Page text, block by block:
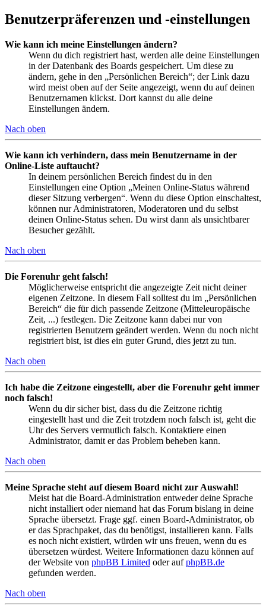
Benutzerpräferenzen und -einstellungen
Wie kann ich meine Einstellungen ändern?
Wenn du dich registriert hast, werden alle deine Einstellungen
in der Datenbank des Boards gespeichert. Um diese zu
ändern, gehe in den „Persönlichen Bereich“; der Link dazu
wird meist oben auf der Seite angezeigt, wenn du auf deinen
Benutzernamen klickst. Dort kannst du alle deine
Einstellungen ändern.
Nach oben
Wie kann ich verhindern, dass mein Benutzername in der
Online-Liste auftaucht?
In deinem persönlichen Bereich findest du in den
Einstellungen eine Option „Meinen Online-Status während
dieser Sitzung verbergen“. Wenn du diese Option einschaltest,
können nur Administratoren, Moderatoren und du selbst
deinen Online-Status sehen. Du wirst dann als unsichtbarer
Besucher gezählt.
Nach oben
Die Forenuhr geht falsch!
Möglicherweise entspricht die angezeigte Zeit nicht deiner
eigenen Zeitzone. In diesem Fall solltest du im „Persönlichen
Bereich“ die für dich passende Zeitzone (Mitteleuropäische
Zeit, ...) festlegen. Die Zeitzone kann dabei nur von
registrierten Benutzern geändert werden. Wenn du noch nicht
registriert bist, ist dies ein guter Grund, dies jetzt zu tun.
Nach oben
Ich habe die Zeitzone eingestellt, aber die Forenuhr geht immer
noch falsch!
Wenn du dir sicher bist, dass du die Zeitzone richtig
eingestellt hast und die Zeit trotzdem noch falsch ist, geht die
Uhr des Servers vermutlich falsch. Kontaktiere einen
Administrator, damit er das Problem beheben kann.
Nach oben
Meine Sprache steht auf diesem Board nicht zur Auswahl!
Meist hat die Board-Administration entweder deine Sprache
nicht installiert oder niemand hat das Forum bislang in deine
Sprache übersetzt. Frage ggf. einen Board-Administrator, ob
er das Sprachpaket, das du benötigst, installieren kann. Falls
es noch nicht existiert, würden wir uns freuen, wenn du es
übersetzen würdest. Weitere Informationen dazu können auf
der Website von phpBB Limited oder aufphpBB.de
gefunden werden.
Nach oben